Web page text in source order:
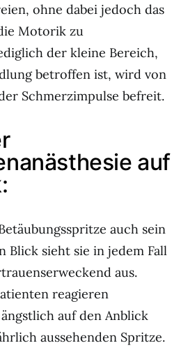
ohne dabei jedoch das
Motorik zu
der kleine Bereich,
betroffen ist, wird von
Schmerzimpulse befreit.
auf
auch sein
Blick sieht sie in jedem Fall
aus.
reagieren
auf den Anblick
aussehenden Spritze.